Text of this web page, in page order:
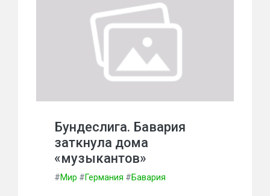
Бундеслига. Бавария
заткнула дома
«музыкантов»
#Мир #Германия #Бавария